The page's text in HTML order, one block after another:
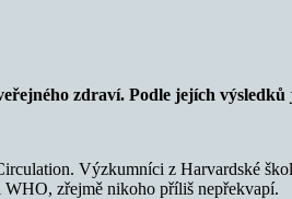
zdraví. Podle jejích
Výzkumníci z Harvardské
zřejmě nikoho příliš nepřekvapí.